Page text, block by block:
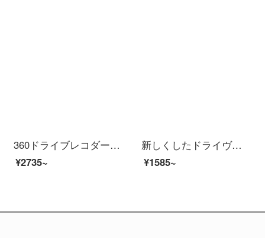
360ドライブレコダーG 300アップグレード版G 300 PROハビアン夜見ミニ非表示自動車車載ワワイスWiFi電子犬測定一体機G 300+32 Gカード
¥2735~
新しくしたドライヴレーコダ360度のパノラマ逆画像の前と後のダブル記録ハイビアン光がない夜見は電子犬一体機を持っています。デュランズバッグ
¥1585~